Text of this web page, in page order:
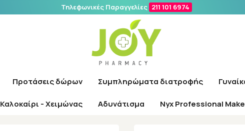
Τηλεφωνικές Παραγγελίες 211 101 6974
Προτάσεις δώρων Συμπληρώματα διατροφής
Καλοκαίρι - Χειμώνας Αδυνάτισμα Nyx Professional
Αναζήτηση
Αρχική / Εταιρίες / Origins / Origins A PERFECT WORLD CLEANSER 150ml